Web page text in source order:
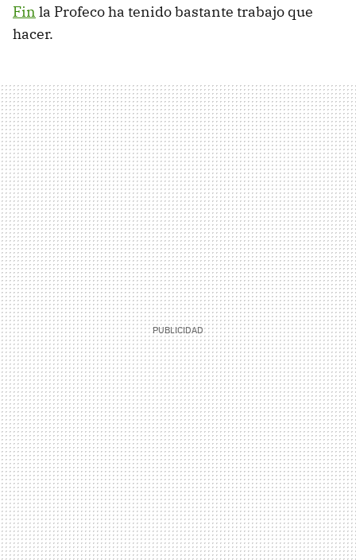
Fin la Profeco ha tenido bastante trabajo que
hacer.